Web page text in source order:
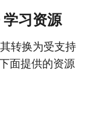
学习资源
转换为受支持
面提供的资源